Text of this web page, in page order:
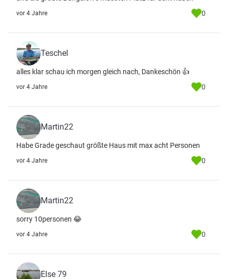
vor 4 Jahre 0
Teschel
alles klar schau ich morgen gleich nach, Dankeschön 👍
vor 4 Jahre 0
Martin22
Habe Grade geschaut größte Haus mit max acht Personen
vor 4 Jahre 0
Martin22
sorry 10personen 😂
vor 4 Jahre 0
Else 79